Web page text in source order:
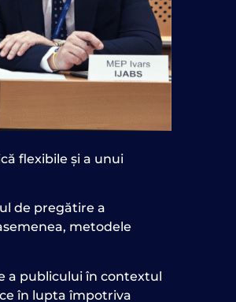
flexibile și a unui
de pregătire a
metodele
a publicului în contextul
în lupta împotriva